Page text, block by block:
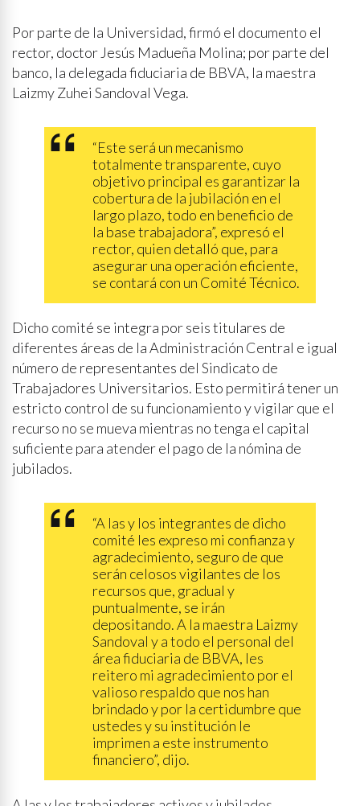
Por parte de la Universidad, firmó el documento el
rector, doctor Jesús Madueña Molina; por parte del
banco, la delegada fiduciaria de BBVA, la maestra
Laizmy Zuhei Sandoval Vega.
“Este será un mecanismo
totalmente transparente, cuyo
objetivo principal es garantizar la
cobertura de la jubilación en el
largo plazo, todo en beneficio de
la base trabajadora”, expresó el
rector, quien detalló que, para
asegurar una operación eficiente,
se contará con un Comité Técnico.
Dicho comité se integra por seis titulares de
diferentes áreas de la Administración Central e igual
número de representantes del Sindicato de
Trabajadores Universitarios. Esto permitirá tener un
estricto control de su funcionamiento y vigilar que el
recurso no se mueva mientras no tenga el capital
suficiente para atender el pago de la nómina de
jubilados.
“A las y los integrantes de dicho
comité les expreso mi confianza y
agradecimiento, seguro de que
serán celosos vigilantes de los
recursos que, gradual y
puntualmente, se irán
depositando. A la maestra Laizmy
Sandoval y a todo el personal del
área fiduciaria de BBVA, les
reitero mi agradecimiento por el
valioso respaldo que nos han
brindado y por la certidumbre que
ustedes y su institución le
imprimen a este instrumento
financiero”, dijo.